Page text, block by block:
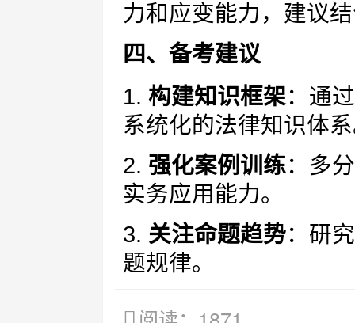
力和应变能力，建议
四、备考建议
1. 构建知识框架：通
系统化的法律知识体
2. 强化案例训练：多
实务应用能力。
3. 关注命题趋势：研
题规律。